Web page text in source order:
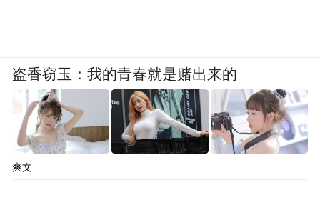
盗香窃玉：我的青春就是赌出来的
爽文